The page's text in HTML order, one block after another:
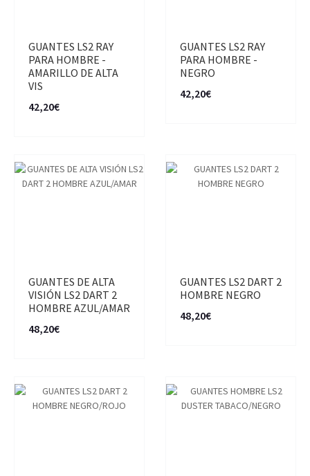
GUANTES LS2 RAY
PARA HOMBRE -
AMARILLO DE ALTA
VIS
42,20€
GUANTES LS2 RAY
PARA HOMBRE -
NEGRO
42,20€
GUANTES DE ALTA
VISIÓN LS2 DART 2
HOMBRE AZUL/AMAR
48,20€
GUANTES LS2 DART 2
HOMBRE NEGRO
48,20€